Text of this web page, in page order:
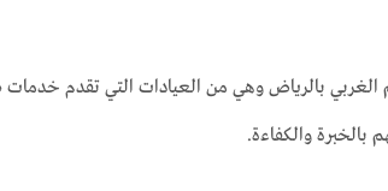
بالرياض وهي من العيادات التي تقدم خدمات
بالخبرة والكفاءة.